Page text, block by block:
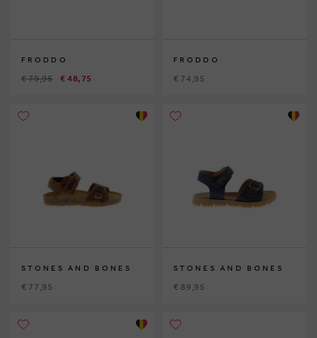
FRODDO
€ 79,95 € 48,75
FRODDO
€ 74,95
STONES AND BONES
€ 77,95
STONES AND BONES
€ 89,95